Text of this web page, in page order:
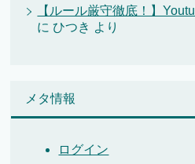
【ルール厳守徹底！】
にひつき より
メタ情報
ログイン